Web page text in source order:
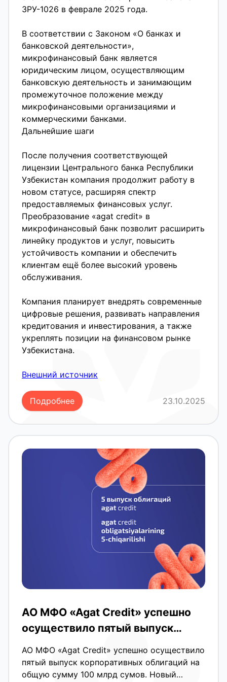
ЗРУ-1026 в феврале 2025 года.
В соответствии с Законом «О банках и
банковской деятельности»,
микрофинансовый банк является
юридическим лицом, осуществляющим
банковскую деятельность и занимающим
промежуточное положение между
микрофинансовыми организациями и
коммерческими банками.
Дальнейшие шаги
После получения соответствующей
лицензии Центрального банка Республики
Узбекистан компания продолжит работу в
новом статусе, расширяя спектр
предоставляемых финансовых услуг.
Преобразование «agat credit» в
микрофинансовый банк позволит расширить
линейку продуктов и услуг, повысить
устойчивость компании и обеспечить
клиентам ещё более высокий уровень
обслуживания.
Компания планирует внедрять современные
цифровые решения, развивать направления
кредитования и инвестирования, а также
укреплять позиции на финансовом рынке
Узбекистана.
Внешний источник
Подробнее 23.10.2025
АО МФО «Agat Credit» успешно
осуществило пятый выпуск
общую сумму 100 млрд сумов.
АО МФО «Agat Credit» успешно осуществило
пятый выпуск корпоративных облигаций на
общую сумму 100 млрд сумов. Новый